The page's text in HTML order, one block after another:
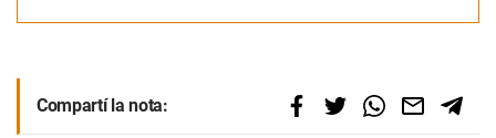
Compartí la nota: